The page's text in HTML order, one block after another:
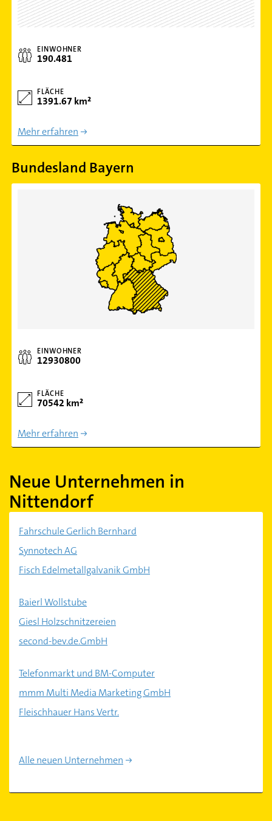
EINWOHNER
190.481
FLÄCHE
1391.67 km²
Mehr erfahren
Bundesland Bayern
EINWOHNER
12930800
FLÄCHE
70542 km²
Mehr erfahren
Neue Unternehmen in
Nittendorf
Fahrschule Gerlich Bernhard
Synnotech AG
Fisch Edelmetallgalvanik GmbH
Baierl Wollstube
Giesl Holzschnitzereien
second-bev.de.GmbH
Telefonmarkt und BM-Computer
mmm Multi Media Marketing GmbH
Fleischhauer Hans Vertr.
Alle neuen Unternehmen